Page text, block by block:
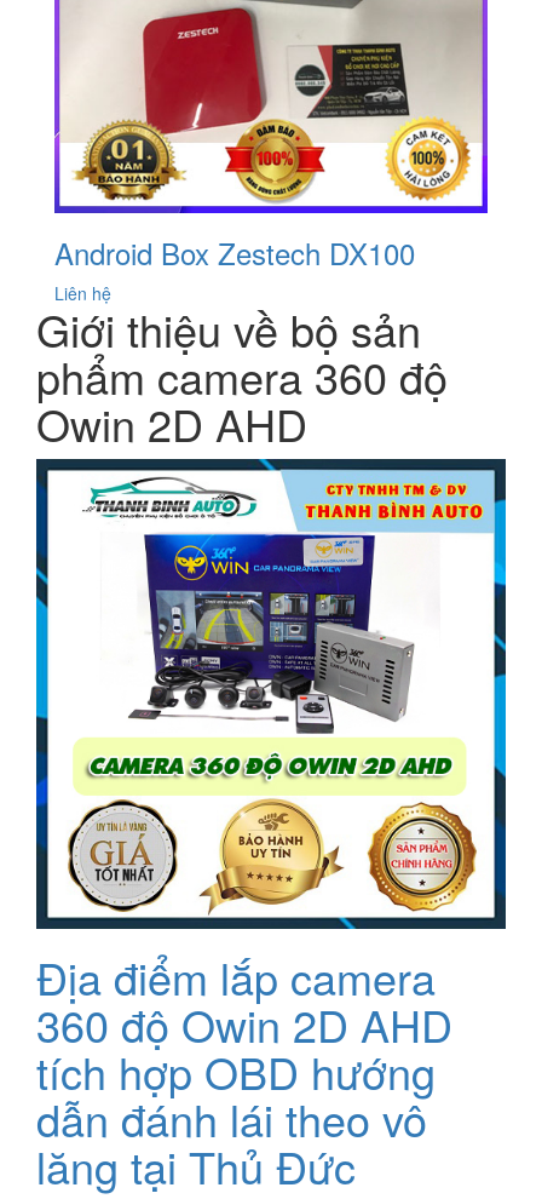
Android Box Zestech DX100
Liên hệ
Giới thiệu về bộ sản
phẩm camera 360 độ
Owin 2D AHD
Địa điểm lắp camera
360 độ Owin 2D AHD
tích hợp OBD hướng
dẫn đánh lái theo vô
lăng tại Thủ Đức